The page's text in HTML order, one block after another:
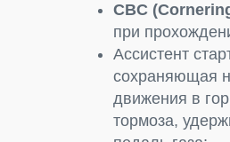
CBC
при
Ассистент
сохраняющая
движения в
тормоза,